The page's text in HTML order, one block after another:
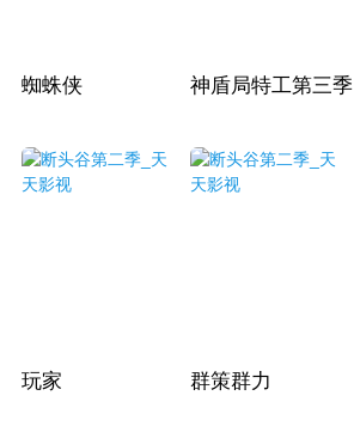
蜘蛛侠 神盾局特工第三季
玩家 群策群力